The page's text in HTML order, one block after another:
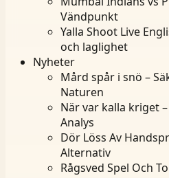
Vändpunkt
Yalla Shoot Live
och laglighet
Nyheter
Mård spår i snö –
Naturen
När var kalla kriget
Analys
Dör Löss Av
Alternativ
Rågsved Spel Och